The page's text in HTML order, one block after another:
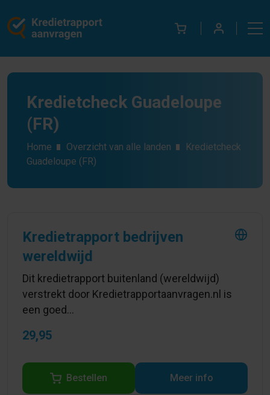
Kredietcheck Guadeloupe
(FR)
Home Overzicht van alle landen
Kredietcheck
Guadeloupe (FR)
Kredietrapport bedrijven
wereldwijd
Dit kredietrapport buitenland (wereldwijd)
verstrekt door Kredietrapportaanvragen.nl is
een goed...
29,95
Bestellen Meer info